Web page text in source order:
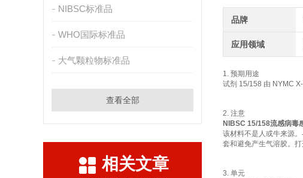
NIBSC标准品
WHO国际标准品
大气颗粒物标准品
查看全部
相关文章
品牌
应用领域
1. 预期用途
试剂 15/158 由 NYMC
2. 注意
NIBSC 15/158流感病毒
该材料不是人或牛来源
套和避免产生气溶胶。
3. 单元